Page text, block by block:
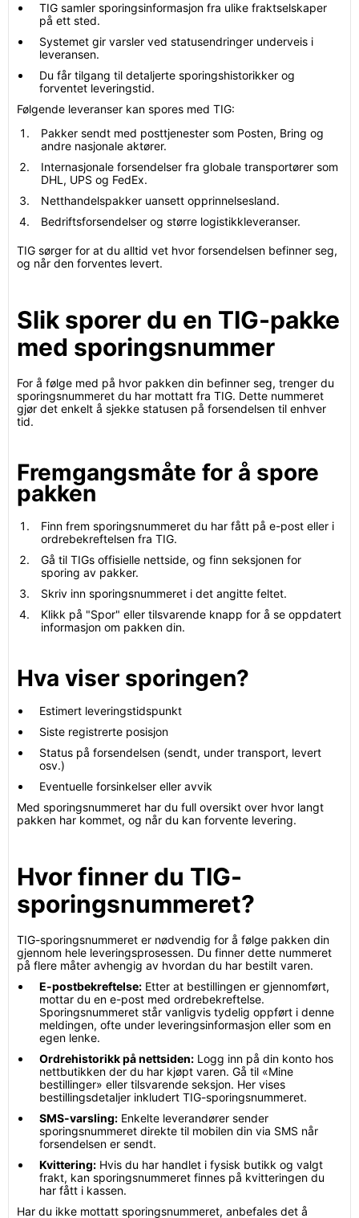
TIG samler sporingsinformasjon fra ulike fraktselskaper
på ett sted.
Systemet gir varsler ved statusendringer underveis i
leveransen.
Du får tilgang til detaljerte sporingshistorikker og
forventet leveringstid.
Følgende leveranser kan spores med TIG:
Pakker sendt med posttjenester som Posten, Bring og
andre nasjonale aktører.
Internasjonale forsendelser fra globale transportører som
DHL, UPS og FedEx.
Netthandelspakker uansett opprinnelsesland.
Bedriftsforsendelser og større logistikkleveranser.
TIG sørger for at du alltid vet hvor forsendelsen befinner seg,
og når den forventes levert.
Slik sporer du en TIG-pakke
med sporingsnummer
For å følge med på hvor pakken din befinner seg, trenger du
sporingsnummeret du har mottatt fra TIG. Dette nummeret
gjør det enkelt å sjekke statusen på forsendelsen til enhver
tid.
Fremgangsmåte for å spore
pakken
Finn frem sporingsnummeret du har fått på e-post eller i
ordrebekreftelsen fra TIG.
Gå til TIGs offisielle nettside, og finn seksjonen for
sporing av pakker.
Skriv inn sporingsnummeret i det angitte feltet.
Klikk på "Spor" eller tilsvarende knapp for å se oppdatert
informasjon om pakken din.
Hva viser sporingen?
Estimert leveringstidspunkt
Siste registrerte posisjon
Status på forsendelsen (sendt, under transport, levert
osv.)
Eventuelle forsinkelser eller avvik
Med sporingsnummeret har du full oversikt over hvor langt
pakken har kommet, og når du kan forvente levering.
Hvor finner du TIG-
sporingsnummeret?
TIG-sporingsnummeret er nødvendig for å følge pakken din
gjennom hele leveringsprosessen. Du finner dette nummeret
på flere måter avhengig av hvordan du har bestilt varen.
E-postbekreftelse: Etter at bestillingen er gjennomført,
mottar du en e-post med ordrebekreftelse.
Sporingsnummeret står vanligvis tydelig oppført i denne
meldingen, ofte under leveringsinformasjon eller som en
egen lenke.
Ordrehistorikk på nettsiden: Logg inn på din konto hos
nettbutikken der du har kjøpt varen. Gå til «Mine
bestillinger» eller tilsvarende seksjon. Her vises
bestillingsdetaljer inkludert TIG-sporingsnummeret.
SMS-varsling: Enkelte leverandører sender
sporingsnummeret direkte til mobilen din via SMS når
forsendelsen er sendt.
Kvittering: Hvis du har handlet i fysisk butikk og valgt
frakt, kan sporingsnummeret finnes på kvitteringen du
har fått i kassen.
Har du ikke mottatt sporingsnummeret, anbefales det å